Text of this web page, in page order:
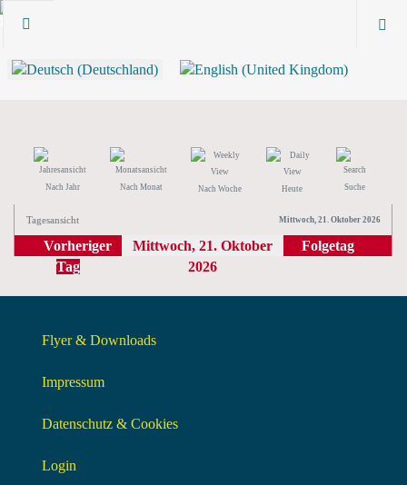
Nach Jahr Nach Monat Nach Woche Heute Suche
Tagesansicht Mittwoch, 21. Oktober 2026
Vorheriger
Tag
Mittwoch, 21. Oktober
2026
Folgetag
Flyer & Downloads
Impressum
Datenschutz & Cookies
Login